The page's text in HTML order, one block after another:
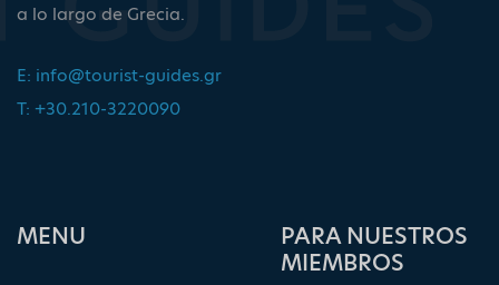
a lo largo de Grecia.
E: info@tourist-guides.gr
T: +30.210-3220090
ΜΕΝU
PARA NUESTROS
MIEMBROS